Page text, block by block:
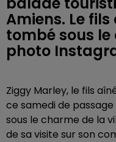
Amiens. Le
tombé sous le
photo
Ziggy Marley, le fils
ce samedi de
sous le charme de la
de sa visite sur son